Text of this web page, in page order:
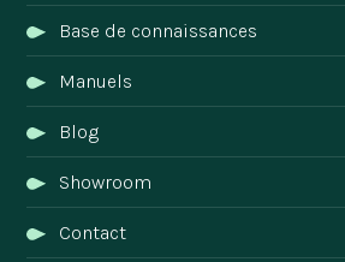
Base de connaissances
Manuels
Blog
Showroom
Contact